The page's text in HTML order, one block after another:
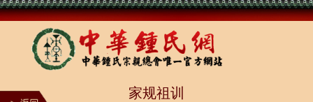
2
家规祖训